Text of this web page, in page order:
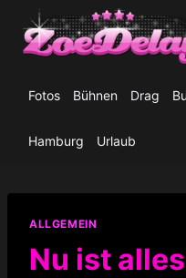
Inhalt
springen
Fotos Bühnen Drag
Hamburg Urlaub
ALLGEMEIN
Nu ist